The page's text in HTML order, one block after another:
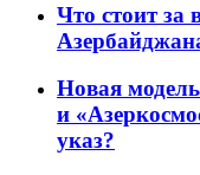
Что стоит
Новая
и
указ?